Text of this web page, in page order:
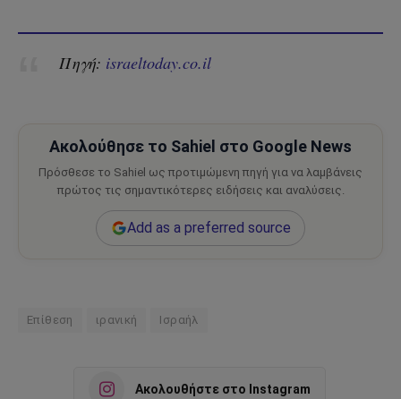
Πηγή: israeltoday.co.il
Ακολούθησε το Sahiel στο Google News
Πρόσθεσε το Sahiel ως προτιμώμενη πηγή για να λαμβάνεις
πρώτος τις σημαντικότερες ειδήσεις και αναλύσεις.
Add as a preferred source
Επίθεση ιρανική Ισραήλ
Ακολουθήστε στο Instagram